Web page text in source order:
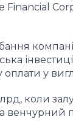
Financial
у
коли
венчурний